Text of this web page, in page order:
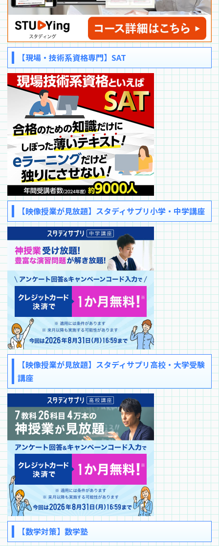
【現場・技術系資格専門】SAT
【映像授業が見放題】スタディサプリ小学・中学講座
【映像授業が見放題】スタディサプリ高校・大学受験
講座
【数学対策】数学塾